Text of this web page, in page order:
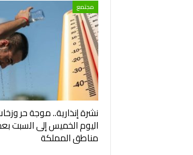
مجتمع
نشرة إنذارية.. موجة حر
اليوم الخميس إلى السبت
مناطق المملكة